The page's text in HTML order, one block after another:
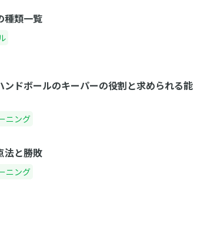
種類一覧
ンドボールのキーパーの役割と求められる能
ニング
法と勝敗
ニング